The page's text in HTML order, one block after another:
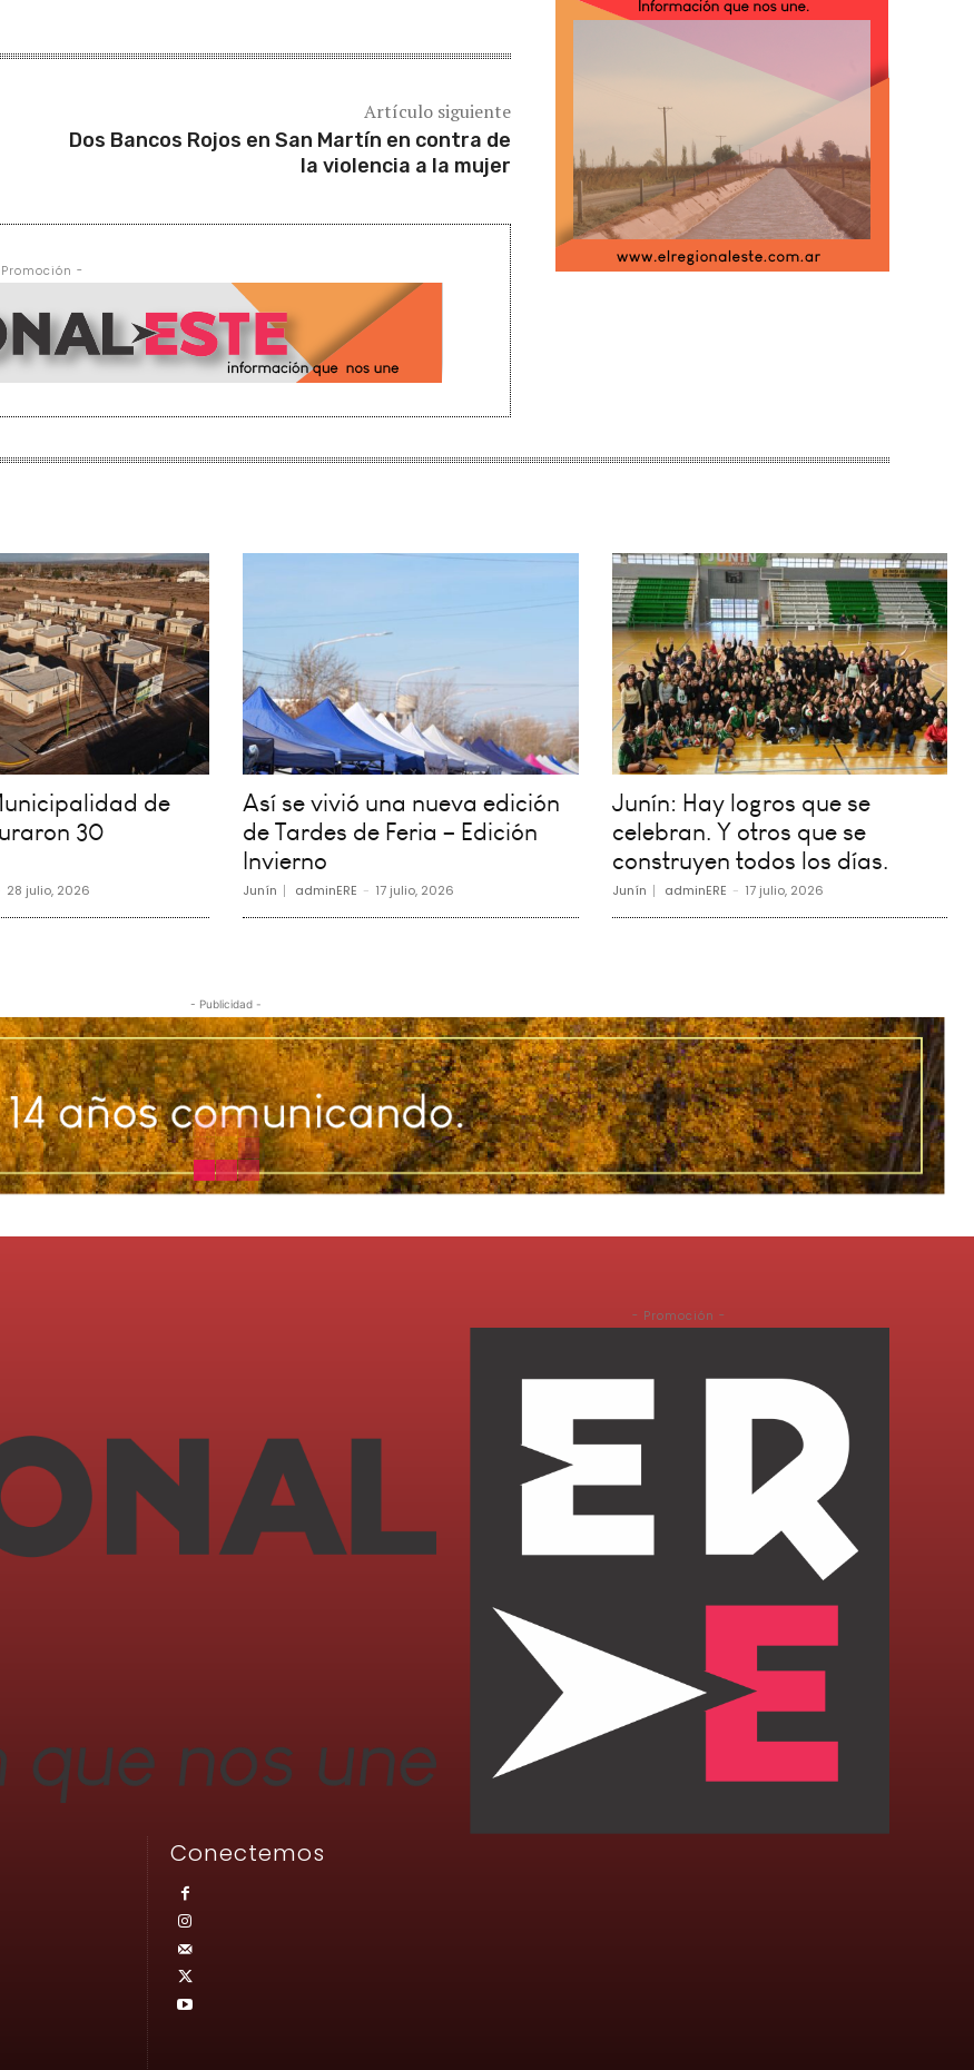
Artículo siguiente
Dos Bancos Rojos en San Martín en contra de
la violencia a la mujer
-
de
30
28 julio, 2026
Así se vivió una nueva edición
de Tardes de Feria – Edición
Invierno
Junín adminERE - 17 julio, 2026
Junín: Hay logros que se
celebran. Y otros que se
construyen todos los días.
Junín adminERE - 17 julio, 2026
- Publicidad -
Conectemos
- Promoción -